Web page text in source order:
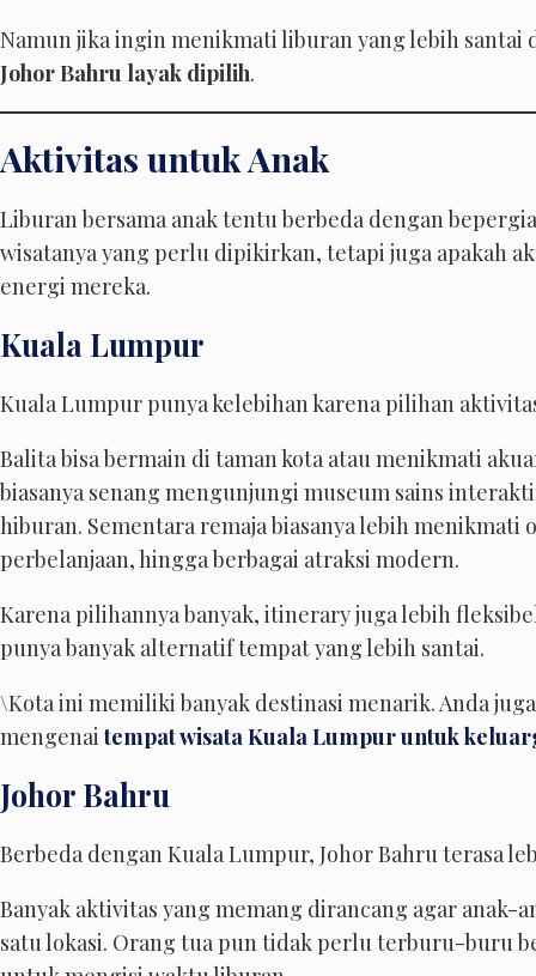
Namun jika ingin menikmati liburan yang lebih santai
Johor Bahru layak dipilih.
Aktivitas untuk Anak
Liburan bersama anak tentu berbeda dengan
wisatanya yang perlu dipikirkan, tetapi juga apakah
energi mereka.
Kuala Lumpur
Kuala Lumpur punya kelebihan karena pilihan
Balita bisa bermain di taman kota atau menikmati
biasanya senang mengunjungi museum sains
hiburan. Sementara remaja biasanya lebih menikmati
perbelanjaan, hingga berbagai atraksi modern.
Karena pilihannya banyak, itinerary juga lebih
punya banyak alternatif tempat yang lebih santai.
\Kota ini memiliki banyak destinasi menarik. Anda
mengenaitempat wisata Kuala Lumpur untuk
Johor Bahru
Berbeda dengan Kuala Lumpur, Johor Bahru terasa
Banyak aktivitas yang memang dirancang agar anak-
satu lokasi. Orang tua pun tidak perlu terburu-buru